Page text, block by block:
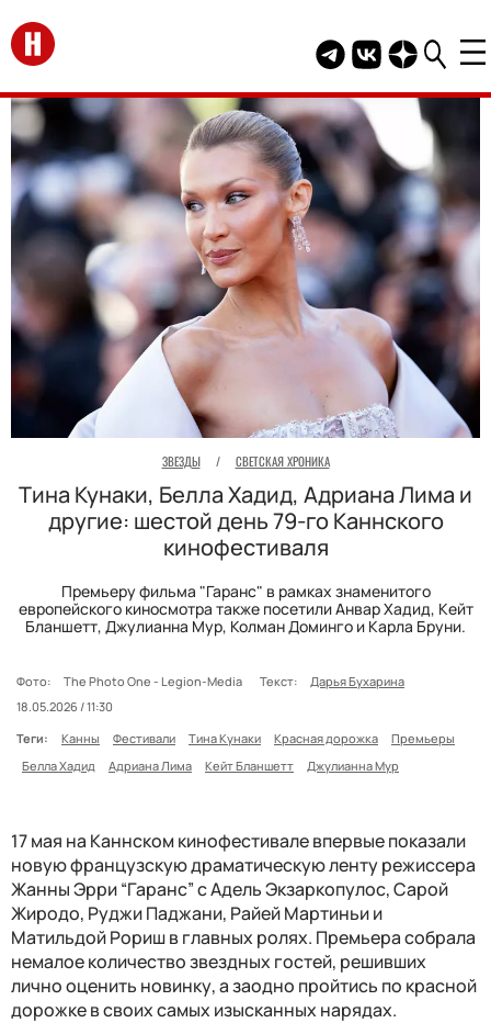
Перейти на главную
Telegram канал
Группа HELLO
Канал
ЗВЕЗДЫ / СВЕТСКАЯ ХРОНИКА
Тина Кунаки, Белла Хадид, Адриана Лима и
другие: шестой день 79-го Каннского
кинофестиваля
Премьеру фильма "Гаранс" в рамках знаменитого
европейского киносмотра также посетили Анвар Хадид, Кейт
Бланшетт, Джулианна Мур, Колман Доминго и Карла Бруни.
Фото: The Photo One - Legion-Media Текст:
Дарья Бухарина
18.05.2026 / 11:30
Теги:
Канны Фестивали Тина Кунаки Красная дорожка
Премьеры
Белла Хадид
Адриана Лима Кейт Бланшетт Джулианна Мур
17 мая на Каннском кинофестивале впервые показали
новую французскую драматическую ленту режиссера
Жанны Эрри “Гаранс” с Адель Экзаркопулос, Сарой
Жиродо, Руджи Паджани, Райей Мартиньи и
Матильдой Рориш в главных ролях. Премьера собрала
немалое количество звездных гостей, решивших
лично оценить новинку, а заодно пройтись по красной
дорожке в своих самых изысканных нарядах.